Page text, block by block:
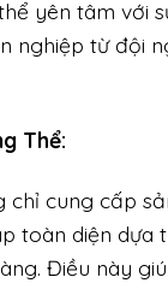
yên tâm với
nghiệp từ đội
Thể:
chỉ cung cấp
toàn diện dựa
Điều này